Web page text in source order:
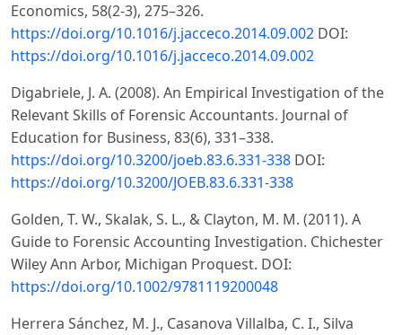
Economics, 58(2-3), 275–326.
https://doi.org/10.1016/j.jacceco.2014.09.002 DOI:
https://doi.org/10.1016/j.jacceco.2014.09.002
Digabriele, J. A. (2008). An Empirical Investigation of the
Relevant Skills of Forensic Accountants. Journal of
Education for Business, 83(6), 331–338.
https://doi.org/10.3200/joeb.83.6.331-338 DOI:
https://doi.org/10.3200/JOEB.83.6.331-338
Golden, T. W., Skalak, S. L., & Clayton, M. M. (2011). A
Guide to Forensic Accounting Investigation. Chichester
Wiley Ann Arbor, Michigan Proquest. DOI:
https://doi.org/10.1002/9781119200048
Herrera Sánchez, M. J., Casanova Villalba, C. I., Silva